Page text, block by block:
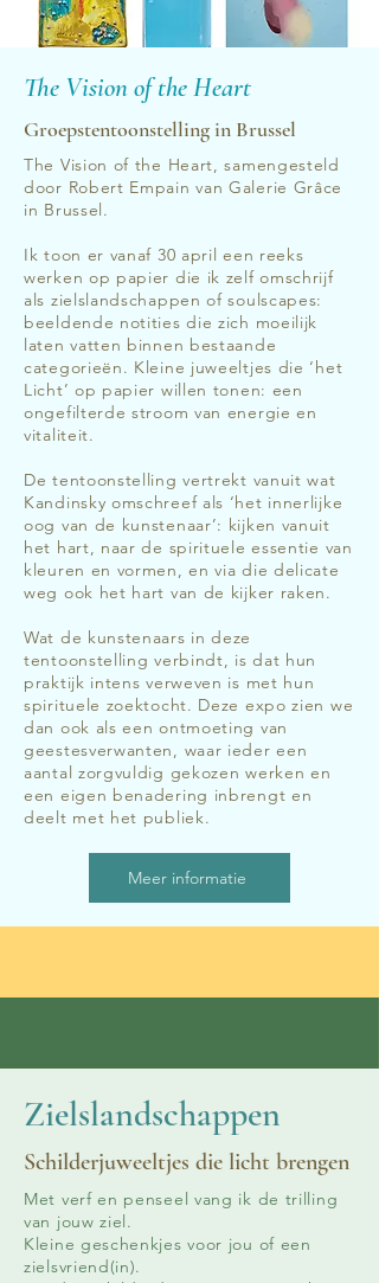
The Vision of the Heart
Groepstentoonstelling in Brussel
The Vision of the Heart, samengesteld
door Robert Empain van Galerie Grâce
in Brussel.
Ik toon er vanaf 30 april een reeks
werken op papier die ik zelf omschrijf
als zielslandschappen of soulscapes:
beeldende notities die zich moeilijk
laten vatten binnen bestaande
categorieën. Kleine juweeltjes die ‘het
Licht’ op papier willen tonen: een
ongefilterde stroom van energie en
vitaliteit.
De tentoonstelling vertrekt vanuit wat
Kandinsky omschreef als ‘het innerlijke
oog van de kunstenaar’: kijken vanuit
het hart, naar de spirituele essentie van
kleuren en vormen, en via die delicate
weg ook het hart van de kijker raken.
Wat de kunstenaars in deze
tentoonstelling verbindt, is dat hun
praktijk intens verweven is met hun
spirituele zoektocht. Deze expo zien we
dan ook als een ontmoeting van
geestesverwanten, waar ieder een
aantal zorgvuldig gekozen werken en
een eigen benadering inbrengt en
deelt met het publiek.
Meer informatie
Zielslandschappen
Schilderjuweeltjes die licht brengen
Met verf en penseel vang ik de trilling
van jouw ziel.
Kleine geschenkjes voor jou of een
zielsvriend(in).